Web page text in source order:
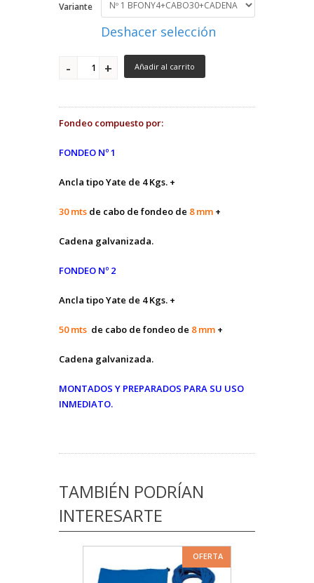
Variante
Deshacer selección
Añadir al carrito
Fondeo compuesto por:
FONDEO Nº 1
Ancla tipo Yate de 4 Kgs. +
30 mts de cabo de fondeo de 8 mm +
Cadena galvanizada.
FONDEO Nº 2
Ancla tipo Yate de 4 Kgs. +
50 mts de cabo de fondeo de 8 mm +
Cadena galvanizada.
MONTADOS Y PREPARADOS PARA SU USO
INMEDIATO.
TAMBIÉN PODRÍAN
INTERESARTE
OFERTA